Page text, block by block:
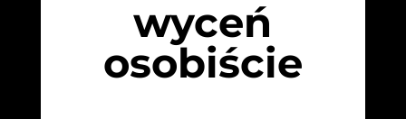
wyceń
osobiście